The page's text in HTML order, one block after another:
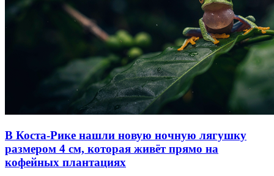
Автор: Camp Tonneau Tents Источник:newatlas.com
Компания запустила краудфандинговую кампанию на
Kickstarter с целью собрать 30 000 долларов, и эта цель была
достигнута в первые же дни. Минимальная сумма предзаказа
составляет 1899 долларов, предполагаемая розничная цена —
от 3149 до 3599 долларов в зависимости от размера
года.
Источник :New Atlas